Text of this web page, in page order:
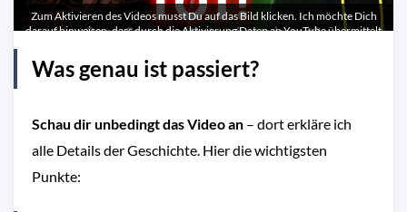
Zum Aktivieren des Videos musst Du auf das Bild klicken. Ich möchte Dich
darauf hinweisen, dass durch die Aktivierung Daten an YouTube übermittelt
Was genau ist passiert?
Schau dir unbedingt das Video an – dort erkläre ich
alle Details der Geschichte. Hier die wichtigsten
Punkte: